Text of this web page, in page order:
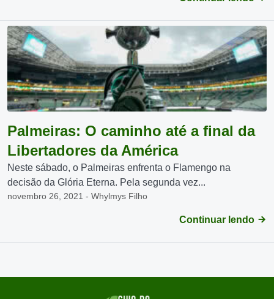
Palmeiras: O caminho até a final da
Libertadores da América
Neste sábado, o Palmeiras enfrenta o Flamengo na
decisão da Glória Eterna. Pela segunda vez...
novembro 26, 2021 - Whylmys Filho
Continuar lendo